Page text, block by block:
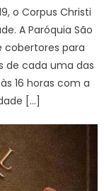
o Corpus Christi
A Paróquia São
cobertores para
de cada uma das
16 horas com a
[…]